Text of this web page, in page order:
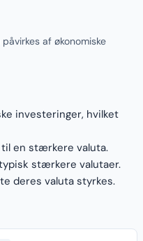
af økonomiske
investeringer, hvilket
en stærkere valuta.
stærkere valutaer.
deres valuta styrkes.